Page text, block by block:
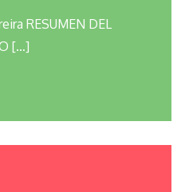
RESUMEN DEL
[…]